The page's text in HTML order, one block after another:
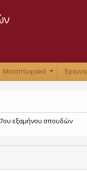
το
Μεταπτυχιακά Έρευνα
εξαμήνου σπουδών